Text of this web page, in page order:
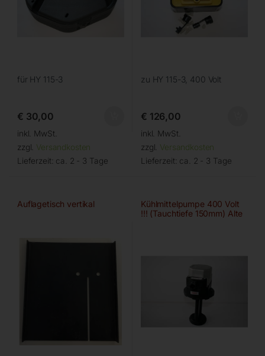
für HY 115-3
€ 30,00
inkl. MwSt.
zzgl. Versandkosten
Lieferzeit: ca. 2 - 3 Tage
zu HY 115-3, 400 Volt
€ 126,00
inkl. MwSt.
zzgl. Versandkosten
Lieferzeit: ca. 2 - 3 Tage
Auflagetisch vertikal
Kühlmittelpumpe 400 Volt
!!! (Tauchtiefe 150mm) Alte